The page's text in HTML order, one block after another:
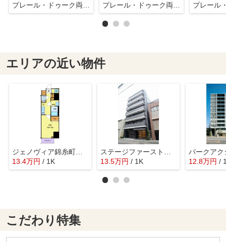
エリアの近い物件
ジェノヴィア錦糸町スカイガーデン
13.4万円 / 1K
ステージファースト両国Ⅱアジールコート
13.5万円 / 1K 12.8万円 /
こだわり特集